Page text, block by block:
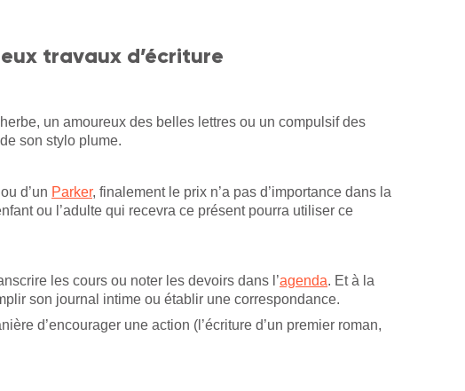
travaux d’écriture
un amoureux des belles lettres ou un compulsif des
son stylo plume.
ou d’un Parker, finalement le prix n’a pas d’importance dans la
ou l’adulte qui recevra ce présent pourra utiliser ce
les cours ou noter les devoirs dans l’agenda. Et à la
son journal intime ou établir une correspondance.
d’encourager une action (l’écriture d’un premier roman,